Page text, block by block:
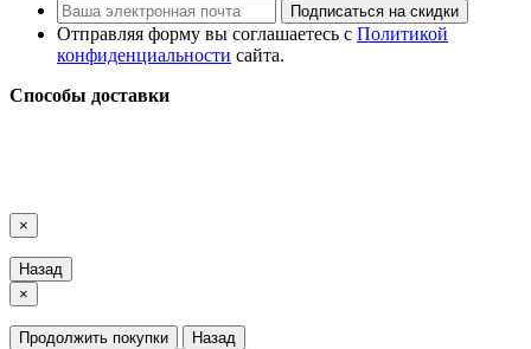
Подписаться на скидки
Отправляя форму вы соглашаетесь с Политикой
конфиденциальности сайта.
Способы доставки
×
Назад
×
Продолжить покупки Назад